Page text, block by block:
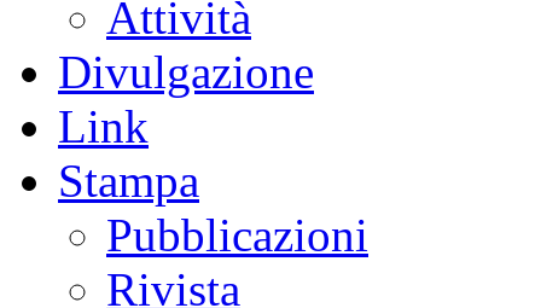
Attività
Divulgazione
Link
Stampa
Pubblicazioni
Rivista